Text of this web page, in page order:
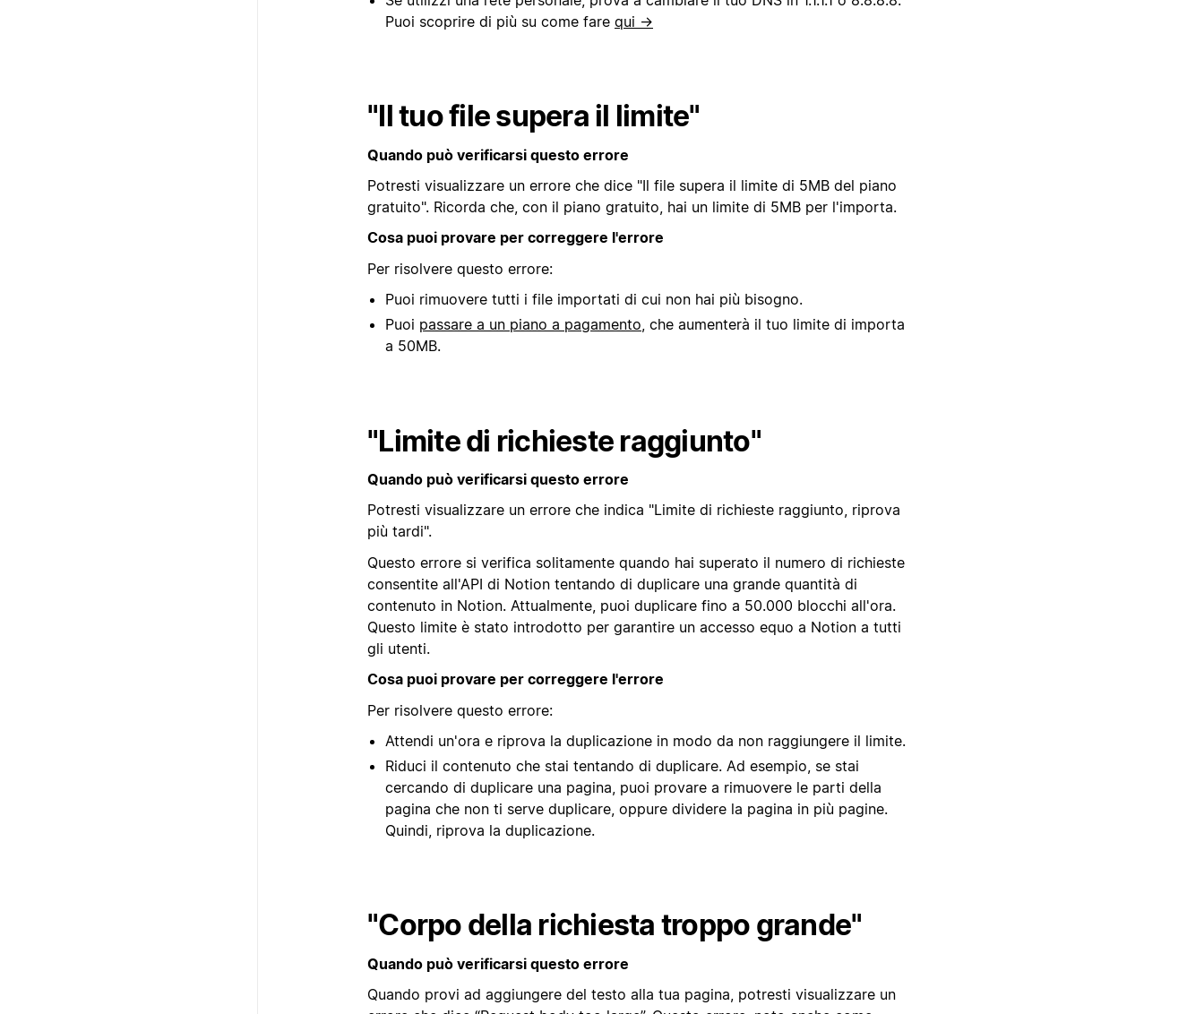
Puoi scoprire di più su come fare qui →
"Il tuo file supera il limite"
Quando può verificarsi questo errore
Potresti visualizzare un errore che dice "Il file supera il limite di 5MB del piano
gratuito". Ricorda che, con il piano gratuito, hai un limite di 5MB per l'importa.
Cosa puoi provare per correggere l'errore
Per risolvere questo errore:
Puoi rimuovere tutti i file importati di cui non hai più bisogno.
Puoi passare a un piano a pagamento, che aumenterà il tuo limite di importa
a 50MB.
"Limite di richieste raggiunto"
Quando può verificarsi questo errore
Potresti visualizzare un errore che indica "Limite di richieste raggiunto, riprova
più tardi".
Questo errore si verifica solitamente quando hai superato il numero di richieste
consentite all'API di Notion tentando di duplicare una grande quantità di
contenuto in Notion. Attualmente, puoi duplicare fino a 50.000 blocchi all'ora.
Questo limite è stato introdotto per garantire un accesso equo a Notion a tutti
gli utenti.
Cosa puoi provare per correggere l'errore
Per risolvere questo errore:
Attendi un'ora e riprova la duplicazione in modo da non raggiungere il limite.
Riduci il contenuto che stai tentando di duplicare. Ad esempio, se stai
cercando di duplicare una pagina, puoi provare a rimuovere le parti della
pagina che non ti serve duplicare, oppure dividere la pagina in più pagine.
Quindi, riprova la duplicazione.
"Corpo della richiesta troppo grande"
Quando può verificarsi questo errore
Quando provi ad aggiungere del testo alla tua pagina, potresti visualizzare un